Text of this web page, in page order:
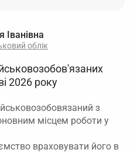
облік
2026 року
з
місцем роботи у
враховувати його в